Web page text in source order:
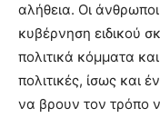
αλήθεια. Οι
κυβέρνηση ειδικού
πολιτικά κόμματα
πολιτικές, ίσως και
να βρουν τον τρόπο